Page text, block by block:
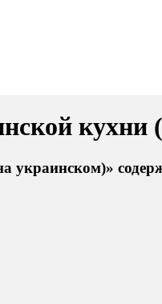
кухни
украинском)»